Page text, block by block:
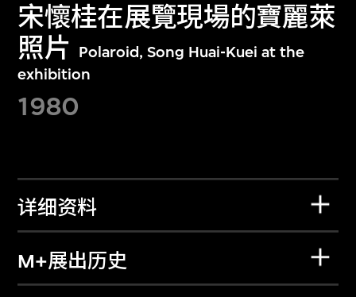
宋懷桂在展覽現場的寶麗萊
照片 Polaroid, Song Huai-Kuei at the
exhibition
1980
详细资料
M+展出历史